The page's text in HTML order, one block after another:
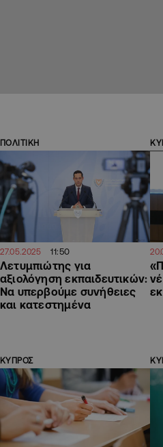
ΠΟΛΙΤΙΚΗ
27.05.2025 11:50
Λετυμπιώτης για
αξιολόγηση εκπαιδευτικών:
Να υπερβούμε συνήθειες
και κατεστημένα
ΚΥΠΡΟΣ